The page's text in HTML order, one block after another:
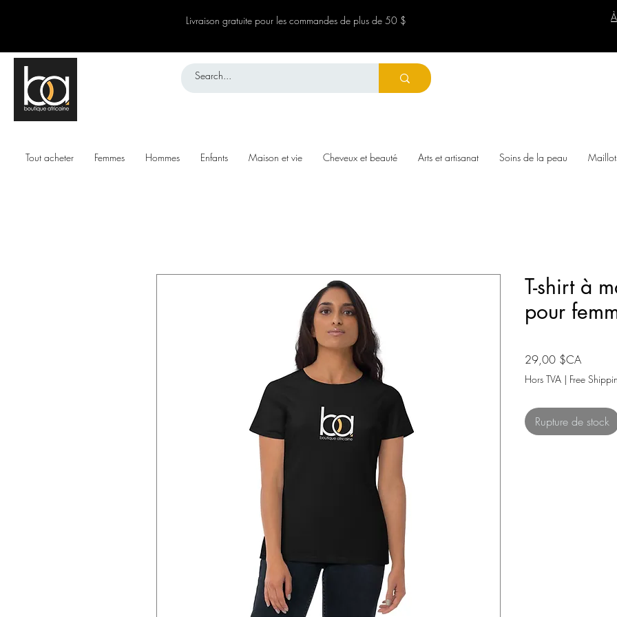
Livraison gratuite pour les commandes de plus de 50 $
Tout acheter Femmes Hommes Enfants Maison et vie Cheveux et beauté Arts et artisanat Soins de la peau
T-shirt à
pour
29,00 $CAPrix
Hors TVA | Free
Rupture de stock